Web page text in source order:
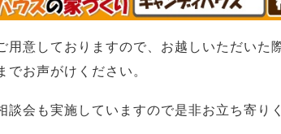
用意しておりますので、お越しいただいた
でお声がけください。
談会も実施していますので是非お立ち寄り